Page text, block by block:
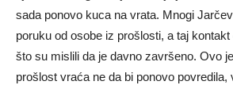
sada ponovo kuca na vrata. Mnogi
poruku od osobe iz prošlosti, a taj
što su mislili da je davno završeno. Ovo
prošlost vraća ne da bi ponovo povredila,